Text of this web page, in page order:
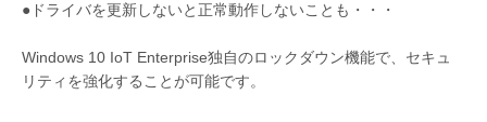
●ドライバを更新しないと正常動作しないことも・・・
Windows 10 IoT Enterprise独自のロックダウン機能で、セキュ
リティを強化することが可能です。